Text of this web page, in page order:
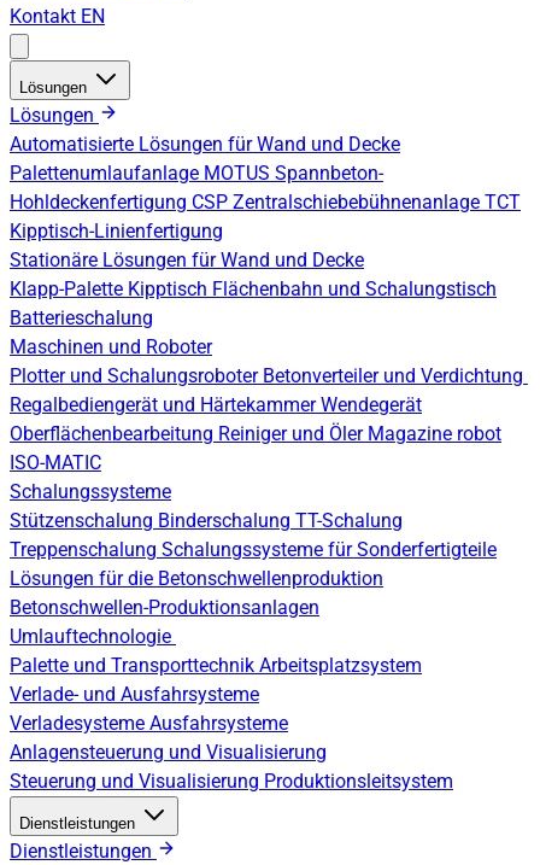
Kontakt EN
Lösungen
Lösungen
Automatisierte Lösungen für Wand und Decke
Palettenumlaufanlage MOTUS Spannbeton-
Hohldeckenfertigung CSP Zentralschiebebühnenanlage TCT
Kipptisch-Linienfertigung
Stationäre Lösungen für Wand und Decke
Klapp-Palette Kipptisch Flächenbahn und Schalungstisch
Batterieschalung
Maschinen und Roboter
Plotter und Schalungsroboter Betonverteiler und Verdichtung
Regalbediengerät und HärtekammerWendegerät
Oberflächenbearbeitung Reiniger und Öler Magazine robot
ISO-MATIC
Schalungssysteme
Stützenschalung Binderschalung TT-Schalung
Treppenschalung Schalungssysteme für Sonderfertigteile
Lösungen für die Betonschwellenproduktion
Betonschwellen-Produktionsanlagen
Umlauftechnologie
Palette und Transporttechnik Arbeitsplatzsystem
Verlade- und Ausfahrsysteme
Verladesysteme Ausfahrsysteme
Anlagensteuerung und Visualisierung
Steuerung und Visualisierung Produktionsleitsystem
Dienstleistungen
Dienstleistungen